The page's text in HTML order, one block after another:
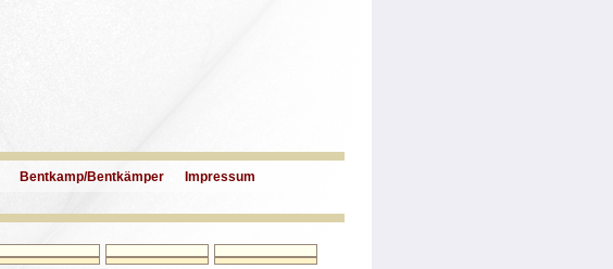
Bentkamp/Bentkämper Impressum